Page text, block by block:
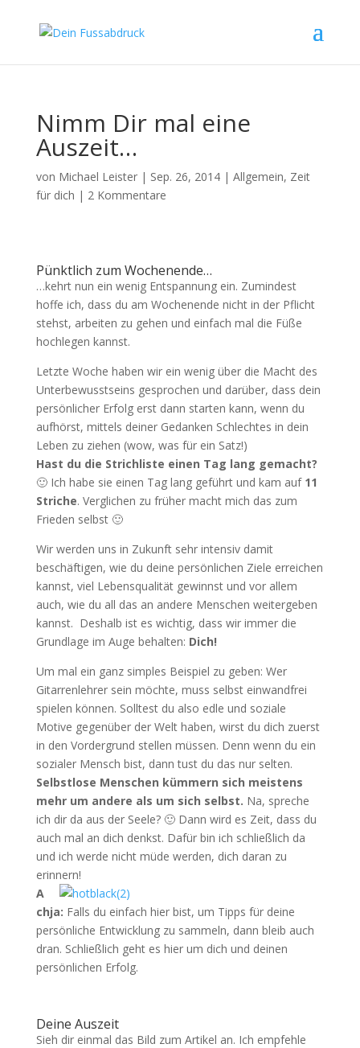
Nimm Dir mal eine
Auszeit…
von Michael Leister| Sep. 26, 2014| Allgemein, Zeit
für dich | 2 Kommentare
Pünktlich zum Wochenende…
…kehrt nun ein wenig Entspannung ein. Zumindest
hoffe ich, dass du am Wochenende nicht in der Pflicht
stehst, arbeiten zu gehen und einfach mal die Füße
hochlegen kannst.
Letzte Woche haben wir ein wenig über die Macht des
Unterbewusstseins gesprochen und darüber, dass dein
persönlicher Erfolg erst dann starten kann, wenn du
aufhörst, mittels deiner Gedanken Schlechtes in dein
Leben zu ziehen (wow, was für ein Satz!)
Hast du die Strichliste einen Tag lang gemacht?
🙂 Ich habe sie einen Tag lang geführt und kam auf 11
Striche. Verglichen zu früher macht mich das zum
Frieden selbst 🙂
Wir werden uns in Zukunft sehr intensiv damit
beschäftigen, wie du deine persönlichen Ziele erreichen
kannst, viel Lebensqualität gewinnst und vor allem
auch, wie du all das an andere Menschen weitergeben
kannst. Deshalb ist es wichtig, dass wir immer die
Grundlage im Auge behalten: Dich!
Um mal ein ganz simples Beispiel zu geben: Wer
Gitarrenlehrer sein möchte, muss selbst einwandfrei
spielen können. Solltest du also edle und soziale
Motive gegenüber der Welt haben, wirst du dich zuerst
in den Vordergrund stellen müssen. Denn wenn du ein
sozialer Mensch bist, dann tust du das nur selten.
Selbstlose Menschen kümmern sich meistens
mehr um andere als um sich selbst. Na, spreche
ich dir da aus der Seele? 🙂 Dann wird es Zeit, dass du
auch mal an dich denkst. Dafür bin ich schließlich da
und ich werde nicht müde werden, dich daran zu
erinnern!
A
chja: Falls du einfach hier bist, um Tipps für deine
persönliche Entwicklung zu sammeln, dann bleib auch
dran. Schließlich geht es hier um dich und deinen
persönlichen Erfolg.
Deine Auszeit
Sieh dir einmal das Bild zum Artikel an. Ich empfehle